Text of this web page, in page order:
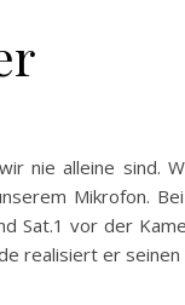
nie alleine sind.
Mikrofon.
Sat.1 vor der
realisiert er